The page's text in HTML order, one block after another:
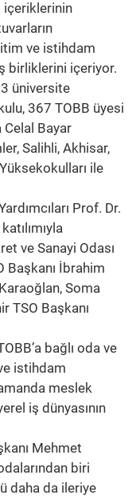
içeriklerinin
ve istihdam
birliklerini içeriyor.
üniversite
367 TOBB üyesi
Bayar
Salihli, Akhisar,
ile
Prof. Dr.
ve Sanayi Odası
Başkanı İbrahim
Soma
TSO Başkanı
bağlı oda ve
istihdam
meslek
iş dünyasının
Mehmet
biri
daha da ileriye